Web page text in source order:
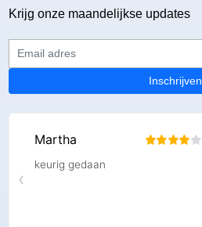
Krijg onze maandelijkse updates
Inschrijven